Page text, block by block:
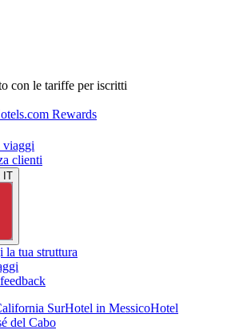
con le tariffe per iscritti
Rewards
viaggi
clienti
IT
la tua struttura
SurHotel in MessicoHotel
del Cabo